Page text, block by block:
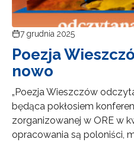
7 grudnia 2025
Poezja
nowo
„Poezja Wieszczów
będąca pokłosiem
zorganizowanej w ORE w
opracowania są poloniści,